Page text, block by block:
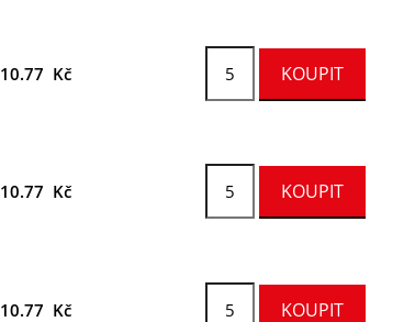
10.77 Kč
10.77 Kč
10.77 Kč